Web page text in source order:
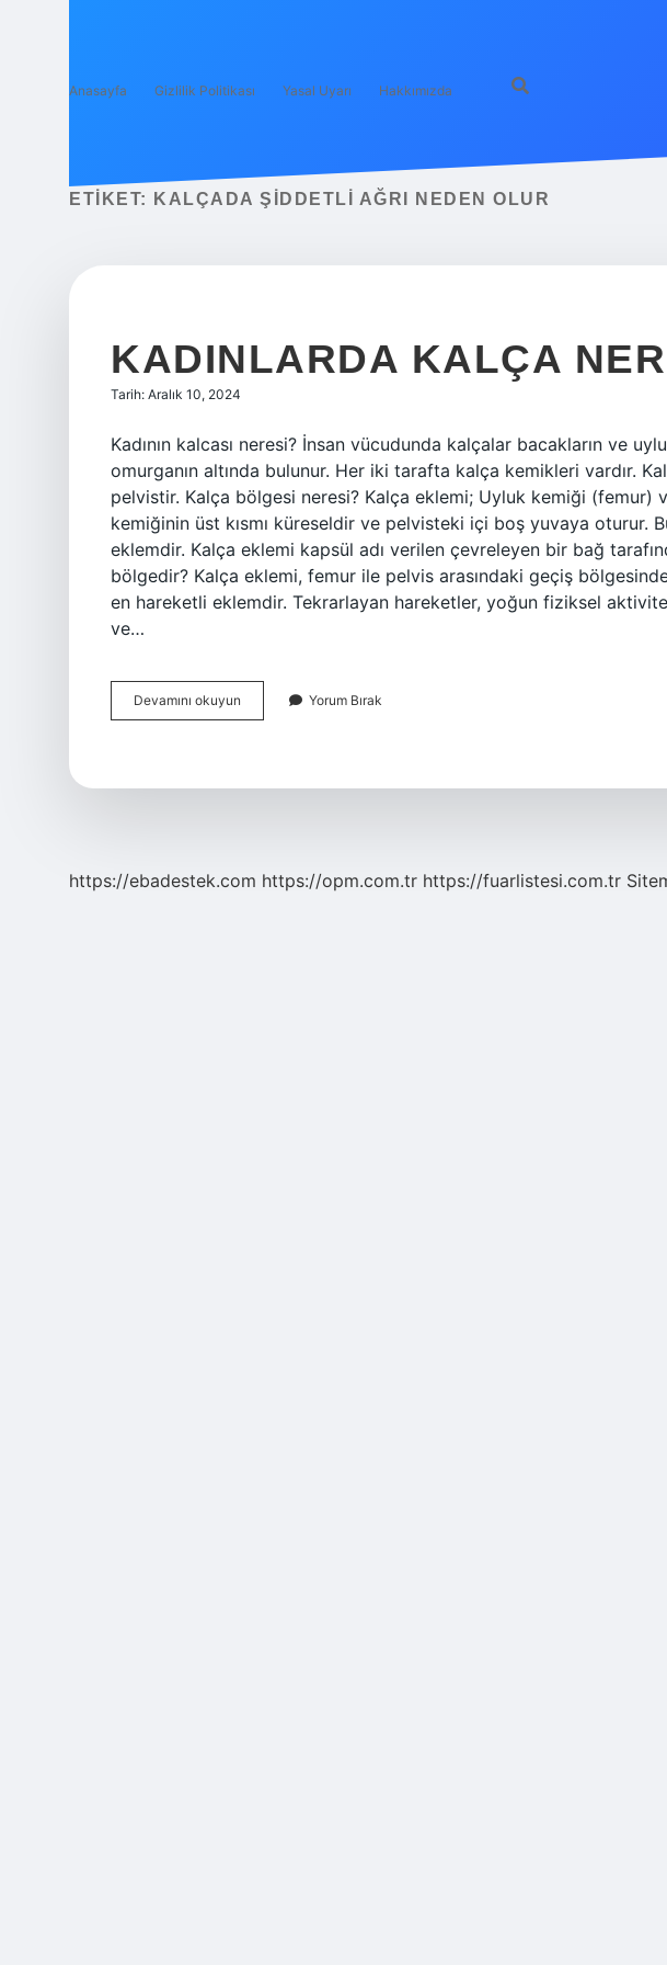
Anasayfa Gizlilik Politikası Yasal Uyarı Hakkımızda
ETIKET: KALÇADA ŞIDDETLI AĞRI NEDEN OLUR
KADINLARDA KALÇA
Tarih: Aralık 10, 2024
Kadının kalcası neresi? İnsan vücudunda kalçalar bacakların ve
omurganın altında bulunur. Her iki tarafta kalça kemikleri vardır.
pelvistir. Kalça bölgesi neresi? Kalça eklemi; Uyluk kemiği (femur)
kemiğinin üst kısmı küreseldir ve pelvisteki içi boş yuvaya oturur.
eklemdir. Kalça eklemi kapsül adı verilen çevreleyen bir bağ
bölgedir? Kalça eklemi, femur ile pelvis arasındaki geçiş
en hareketli eklemdir. Tekrarlayan hareketler, yoğun fiziksel
ve…
Devamını okuyun Kadınlarda
Kalça
Yorum Bırak
https://ebadestek.com https://opm.com.tr https://fuarlistesi.com.tr